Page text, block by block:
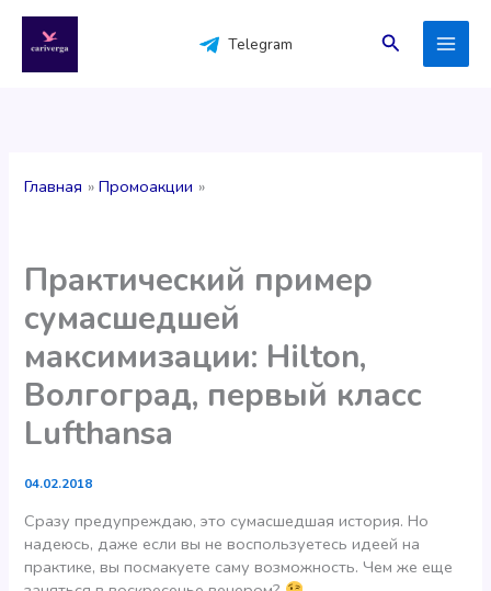
содержимому
Telegram Поиск
Главная Промоакции
Практический пример
сумасшедшей
максимизации: Hilton,
Волгоград, первый класс
Lufthansa
04.02.2018
Сразу предупреждаю, это сумасшедшая история. Но
надеюсь, даже если вы не воспользуетесь идеей на
практике, вы посмакуете саму возможность. Чем же еще